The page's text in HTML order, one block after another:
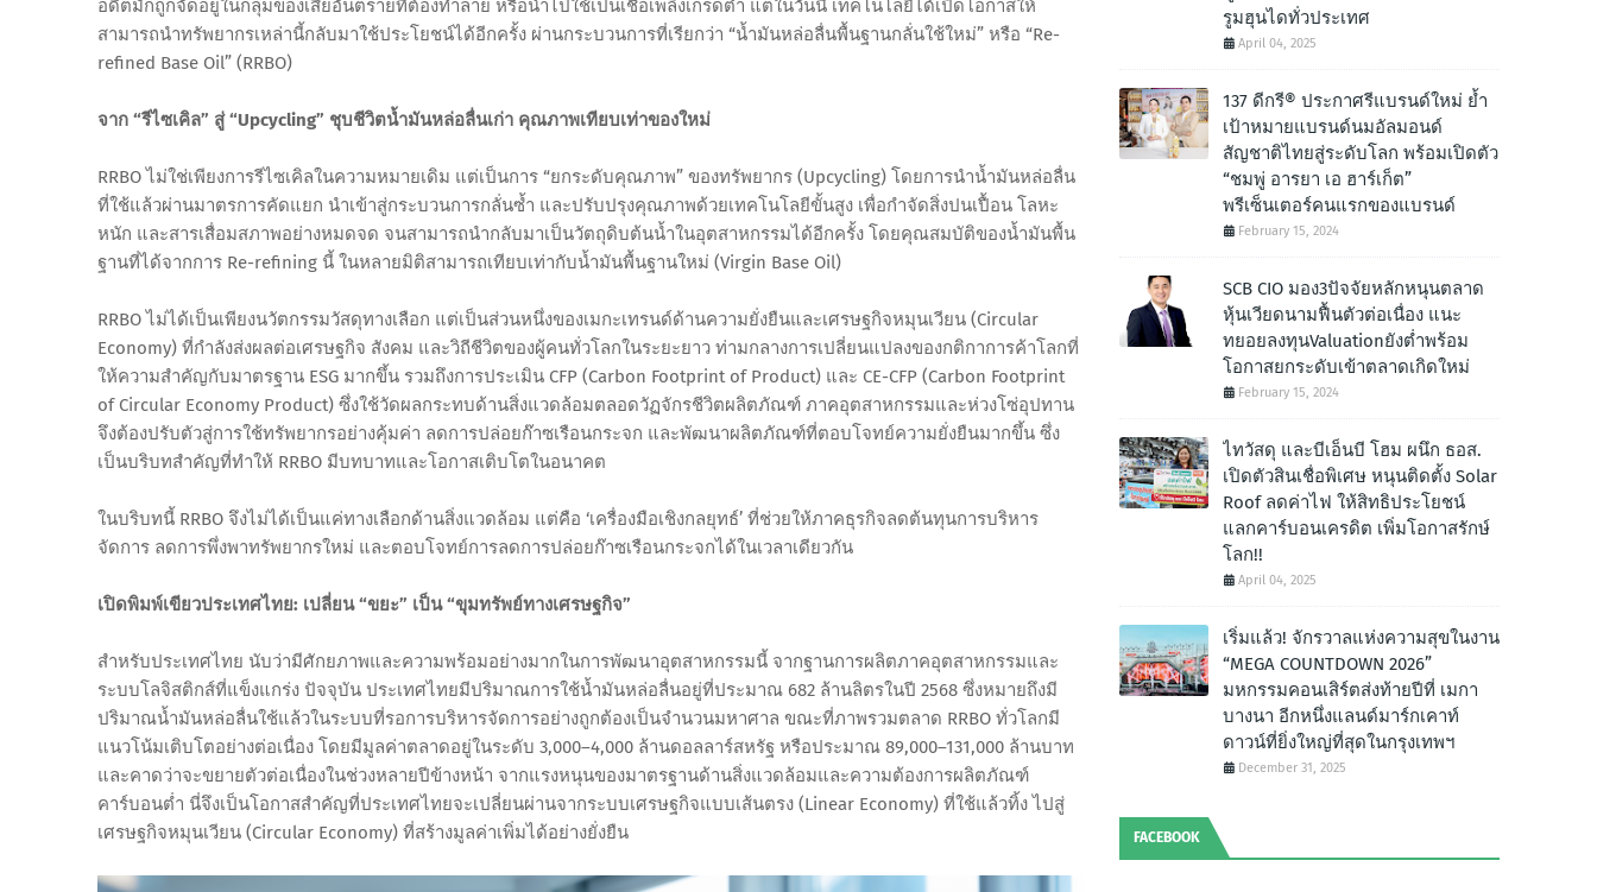
อดีตมักถูกจัดอยู่ในกลุ่มของเสียอันตรายที่ต้องทำลาย หรือนำไปใช้เป็นเชื้อเพลิงเกรดต่ำ แต่ในวันนี้ เทคโนโลยีได้เปิดโอกาสให้
สามารถนำทรัพยากรเหล่านี้กลับมาใช้ประโยชน์ได้อีกครั้ง ผ่านกระบวนการที่เรียกว่า “น้ำมันหล่อลื่นพื้นฐานกลั่นใช้ใหม่” หรือ “Re-
refined Base Oil” (RRBO)
จาก “รีไซเคิล” สู่ “Upcycling” ชุบชีวิตน้ำมันหล่อลื่นเก่า คุณภาพเทียบเท่าของใหม่
RRBO ไม่ใช่เพียงการรีไซเคิลในความหมายเดิม แต่เป็นการ “ยกระดับคุณภาพ” ของทรัพยากร (Upcycling) โดยการนำน้ำมันหล่อลื่น
ที่ใช้แล้วผ่านมาตรการคัดแยก นำเข้าสู่กระบวนการกลั่นซ้ำ และปรับปรุงคุณภาพด้วยเทคโนโลยีขั้นสูง เพื่อกำจัดสิ่งปนเปื้อน โลหะ
หนัก และสารเสื่อมสภาพอย่างหมดจด จนสามารถนำกลับมาเป็นวัตถุดิบต้นน้ำในอุตสาหกรรมได้อีกครั้ง โดยคุณสมบัติของน้ำมันพื้น
ฐานที่ได้จากการ Re-refining นี้ ในหลายมิติสามารถเทียบเท่ากับน้ำมันพื้นฐานใหม่ (Virgin Base Oil)
RRBO ไม่ได้เป็นเพียงนวัตกรรมวัสดุทางเลือก แต่เป็นส่วนหนึ่งของเมกะเทรนด์ด้านความยั่งยืนและเศรษฐกิจหมุนเวียน (Circular
Economy) ที่กำลังส่งผลต่อเศรษฐกิจ สังคม และวิถีชีวิตของผู้คนทั่วโลกในระยะยาว ท่ามกลางการเปลี่ยนแปลงของกติกาการค้าโลกที่
ให้ความสำคัญกับมาตรฐาน ESG มากขึ้น รวมถึงการประเมิน CFP (Carbon Footprint of Product) และ CE-CFP (Carbon Footprint
of Circular Economy Product) ซึ่งใช้วัดผลกระทบด้านสิ่งแวดล้อมตลอดวัฏจักรชีวิตผลิตภัณฑ์ ภาคอุตสาหกรรมและห่วงโซ่อุปทาน
จึงต้องปรับตัวสู่การใช้ทรัพยากรอย่างคุ้มค่า ลดการปล่อยก๊าซเรือนกระจก และพัฒนาผลิตภัณฑ์ที่ตอบโจทย์ความยั่งยืนมากขึ้น ซึ่ง
เป็นบริบทสำคัญที่ทำให้ RRBO มีบทบาทและโอกาสเติบโตในอนาคต
ในบริบทนี้ RRBO จึงไม่ได้เป็นแค่ทางเลือกด้านสิ่งแวดล้อม แต่คือ ‘เครื่องมือเชิงกลยุทธ์’ ที่ช่วยให้ภาคธุรกิจลดต้นทุนการบริหาร
จัดการ ลดการพึ่งพาทรัพยากรใหม่ และตอบโจทย์การลดการปล่อยก๊าซเรือนกระจกได้ในเวลาเดียวกัน
เปิดพิมพ์เขียวประเทศไทย: เปลี่ยน “ขยะ” เป็น “ขุมทรัพย์ทางเศรษฐกิจ”
สำหรับประเทศไทย นับว่ามีศักยภาพและความพร้อมอย่างมากในการพัฒนาอุตสาหกรรมนี้ จากฐานการผลิตภาคอุตสาหกรรมและ
ระบบโลจิสติกส์ที่แข็งแกร่ง ปัจจุบัน ประเทศไทยมีปริมาณการใช้น้ำมันหล่อลื่นอยู่ที่ประมาณ 682 ล้านลิตรในปี 2568 ซึ่งหมายถึงมี
ปริมาณน้ำมันหล่อลื่นใช้แล้วในระบบที่รอการบริหารจัดการอย่างถูกต้องเป็นจำนวนมหาศาล ขณะที่ภาพรวมตลาด RRBO ทั่วโลกมี
แนวโน้มเติบโตอย่างต่อเนื่อง โดยมีมูลค่าตลาดอยู่ในระดับ 3,000–4,000 ล้านดอลลาร์สหรัฐ หรือประมาณ 89,000–131,000 ล้านบาท
และคาดว่าจะขยายตัวต่อเนื่องในช่วงหลายปีข้างหน้า จากแรงหนุนของมาตรฐานด้านสิ่งแวดล้อมและความต้องการผลิตภัณฑ์
คาร์บอนต่ำ นี่จึงเป็นโอกาสสำคัญที่ประเทศไทยจะเปลี่ยนผ่านจากระบบเศรษฐกิจแบบเส้นตรง (Linear Economy) ที่ใช้แล้วทิ้ง ไปสู่
เศรษฐกิจหมุนเวียน (Circular Economy) ที่สร้างมูลค่าเพิ่มได้อย่างยั่งยืน
รูมฮุนไดทั่วประเทศ
April 04, 2025
137 ดีกรี® ประกาศรีแบรนด์ใหม่ ย้ำ
เป้าหมายแบรนด์นมอัลมอนด์
สัญชาติไทยสู่ระดับโลก พร้อมเปิดตัว
“ชมพู่ อารยา เอ ฮาร์เก็ต”
พรีเซ็นเตอร์คนแรกของแบรนด์
February 15, 2024
SCB CIO มอง3ปัจจัยหลักหนุนตลาด
หุ้นเวียดนามฟื้นตัวต่อเนื่อง แนะ
ทยอยลงทุนValuationยังต่ำพร้อม
โอกาสยกระดับเข้าตลาดเกิดใหม่
February 15, 2024
ไทวัสดุ และบีเอ็นบี โฮม ผนึก ธอส.
เปิดตัวสินเชื่อพิเศษ หนุนติดตั้ง Solar
Roof ลดค่าไฟ ให้สิทธิประโยชน์
แลกคาร์บอนเครดิต เพิ่มโอกาสรักษ์
โลก!!
April 04, 2025
เริ่มแล้ว! จักรวาลแห่งความสุขในงาน
“MEGA COUNTDOWN 2026”
มหกรรมคอนเสิร์ตส่งท้ายปีที่ เมกา
บางนา อีกหนึ่งแลนด์มาร์กเคาท์
ดาวน์ที่ยิ่งใหญ่ที่สุดในกรุงเทพฯ
December 31, 2025
FACEBOOK